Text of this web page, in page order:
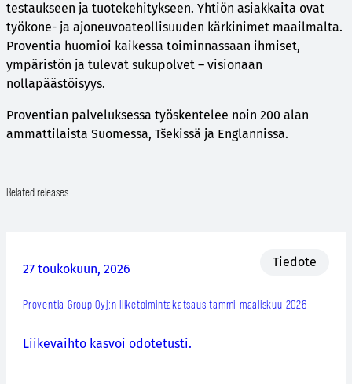
testaukseen ja tuotekehitykseen. Yhtiön asiakkaita ovat
työkone- ja ajoneuvoateollisuuden kärkinimet maailmalta.
Proventia huomioi kaikessa toiminnassaan ihmiset,
ympäristön ja tulevat sukupolvet – visionaan
nollapäästöisyys.
Proventian palveluksessa työskentelee noin 200 alan
ammattilaista Suomessa, Tšekissä ja Englannissa.
Related releases
27 toukokuun, 2026 Tiedote
Proventia Group Oyj:n liiketoimintakatsaus tammi-maaliskuu 2026
Liikevaihto kasvoi odotetusti.